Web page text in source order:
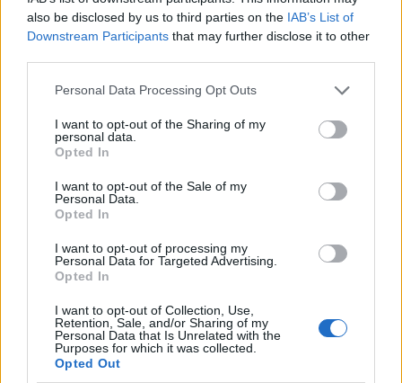
also be disclosed by us to third parties on the IAB’s List of
Downstream Participants that may further disclose it to other
Please note that this website/app uses one or more Google
not limited to your visit or usage behaviour. You may click to
grant or deny consent to Google and its third-party tags to
use your data for below specified purposes in below Google
consent section.
Personal Data Processing Opt Outs
I want to opt-out of the Sharing of my
personal data.
Opted In
I want to opt-out of the Sale of my
Personal Data.
Opted In
I want to opt-out of processing my
Personal Data for Targeted Advertising.
Opted In
I want to opt-out of Collection, Use,
Retention, Sale, and/or Sharing of my
Personal Data that Is Unrelated with the
Purposes for which it was collected.
Opted Out
reprodukáltak is. Kikiáltási ára 3 millió forint. Egy újabb
festette a művész, illetve, hogy hátoldalán egy ?10-es
évekbeli nyergesi akt fedezhető fel. Kikiáltási ára 1 800 000
Ft. A Nyolcak másik tagja Orbán Dezső, aki matuzsálemi
haza az az 1911-es Akt, amely a festő élete végéig műterme
falán függött, majd kiállították a retrospektív kiállításon New
South Wales-ben. Passuth Krisztina reprodukálta a Nyolcak
festészetét bemutató könyvében, és most 2,5 millióról
indulhat érte a licit a Vígszínházban. A nagy sikerű Magyar
Nemzeti Galéria-beli Mednyánszky kiállítás után a Kieselbach
Galéria árverésén egy kamara-kiállításra elegendő